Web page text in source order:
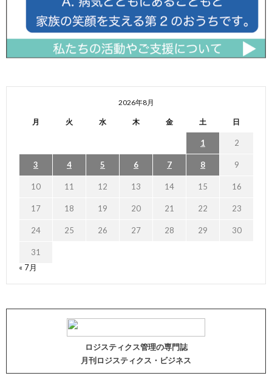
2026年8月
月 火 水 木 金 土 日
1 2
3 4 5 6 7 8 9
10 11 12 13 14 15 16
17 18 19 20 21 22 23
24 25 26 27 28 29 30
31
« 7月
ロジスティクス管理の専門誌
月刊ロジスティクス・ビジネス